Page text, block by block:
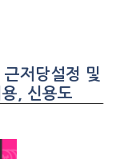
저당설정 및
, 신용도